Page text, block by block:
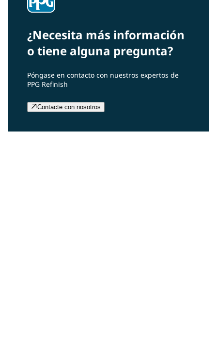
¿Necesita más información
o tiene alguna pregunta?
Póngase en contacto con nuestros expertos de
PPG Refinish
Contacte con nosotros